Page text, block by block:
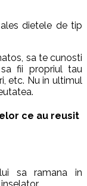
dietele de tip
sa te cunosti
fii propriul tau
etc. Nu in ultimul
ce au reusit
sa ramana in